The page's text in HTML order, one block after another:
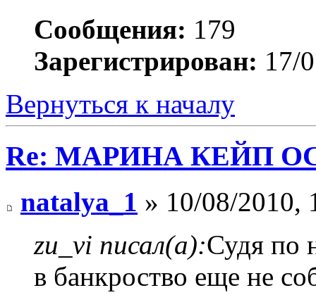
Сообщения: 179
Зарегистрирован: 17/
Вернуться к началу
Re: МАРИНА КЕЙП
natalya_1 » 10/08/2010,
zu_vi писал(а):Судя по
в банкроство еще не